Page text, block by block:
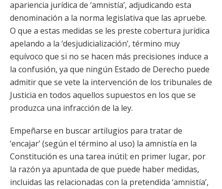
apariencia jurídica de ‘amnistía’, adjudicando esta
denominación a la norma legislativa que las apruebe.
O que a estas medidas se les preste cobertura jurídica
apelando a la ‘desjudicialización’, término muy
equívoco que si no se hacen más precisiones induce a
la confusión, ya que ningún Estado de Derecho puede
admitir que se vete la intervención de los tribunales de
Justicia en todos aquellos supuestos en los que se
produzca una infracción de la ley.
Empeñarse en buscar artilugios para tratar de
‘encajar’ (según el término al uso) la amnistía en la
Constitución es una tarea inútil; en primer lugar, por
la razón ya apuntada de que puede haber medidas,
incluidas las relacionadas con la pretendida ‘amnistía’,